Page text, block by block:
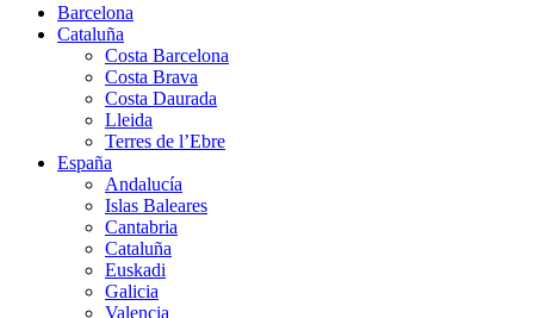
Barcelona
Cataluña
Costa Barcelona
Costa Brava
Costa Daurada
Lleida
Terres de l’Ebre
España
Andalucía
Islas Baleares
Cantabria
Cataluña
Euskadi
Galicia
Valencia